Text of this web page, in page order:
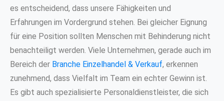
es entscheidend, dass unsere Fähigkeiten und
Erfahrungen im Vordergrund stehen. Bei gleicher Eignung
für eine Position sollten Menschen mit Behinderung nicht
benachteiligt werden. Viele Unternehmen, gerade auch im
Bereich der Branche Einzelhandel & Verkauf, erkennen
zunehmend, dass Vielfalt im Team ein echter Gewinn ist.
Es gibt auch spezialisierte Personaldienstleister, die sich